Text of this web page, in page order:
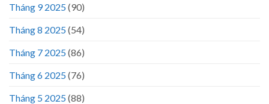
Tháng 9 2025(90)
Tháng 8 2025(54)
Tháng 7 2025(86)
Tháng 6 2025(76)
Tháng 5 2025(88)